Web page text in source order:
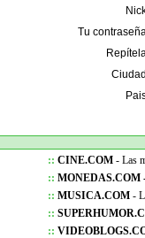
Tu
:: CINE.COM - Las
:: MONEDAS.COM
:: MUSICA.COM -
::
::